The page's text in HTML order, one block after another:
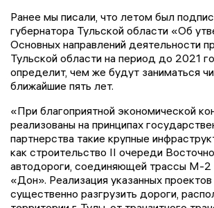
Ранее мы писали, что летом был
губернатора Тульской области «Об
Основных направлений деятельности
Тульской области на период до 2021
определит, чем же будут заниматься
ближайшие пять лет.
«При благоприятной экономической
реализованы на принципах
партнерства такие крупные
как строительство II очереди
автодороги, соединяющей трассы М-
«Дон». Реализация указанных
существенно разгрузить дороги,